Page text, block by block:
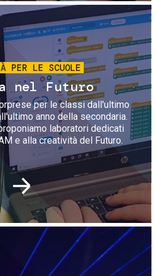
Immagine
PER LE SCUOLE
nel Futuro
per le classi dall'ultimo
anno della secondaria.
laboratori dedicati
e alla creatività del Futuro.
Immagine